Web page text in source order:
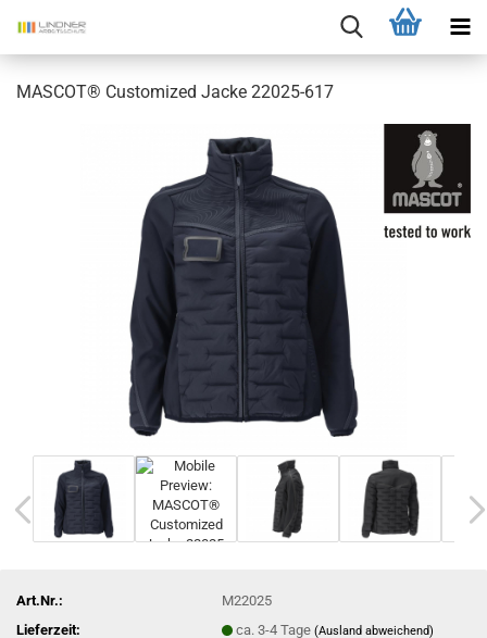
MASCOT® Customized Jacke 22025-617
Art.Nr.:
M22025
Lieferzeit:
ca. 3-4 Tage(Ausland abweichend)